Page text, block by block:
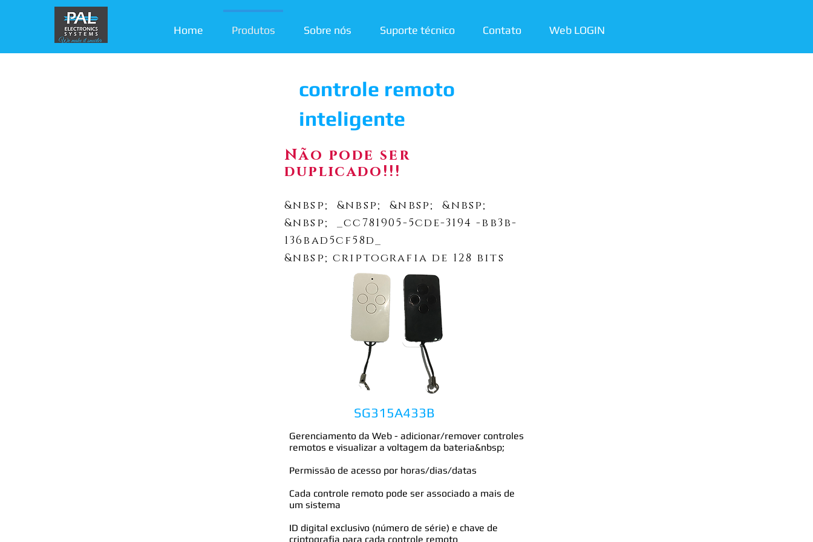
Home Produtos Sobre nós Suporte técnico Contato Web LOGIN
controle remoto
inteligente
Não pode ser
duplicado!!!
&nbsp; &nbsp; &nbsp; &nbsp;
&nbsp; _cc781905-5cde-3194 -bb3b-
136bad5cf58d_
&nbsp;criptografia de 128 bits
SG315A433B
Gerenciamento da Web - adicionar/remover controles
remotos e visualizar a voltagem da bateria&nbsp;
Permissão de acesso por horas/dias/datas
Cada controle remoto pode ser associado a mais de
um sistema
ID digital exclusivo (número de série) e chave de
criptografia para cada controle remoto